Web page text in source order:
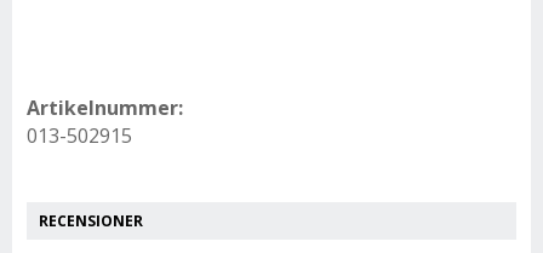
Artikelnummer:
013-502915
RECENSIONER